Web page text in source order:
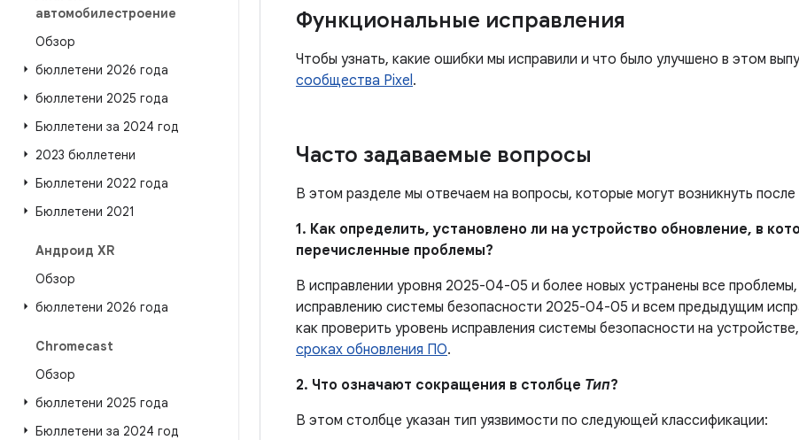
автомобилестроение
Обзор
бюллетени 2026 года
бюллетени 2025 года
Бюллетени за 2024 год
2023 бюллетени
Бюллетени 2022 года
Бюллетени 2021
Андроид XR
Обзор
бюллетени 2026 года
Chromecast
Обзор
бюллетени 2025 года
Бюллетени за 2024 год
Функциональные исправления
Чтобы узнать, какие ошибки мы исправили и что было улучшено в этом
сообщества Pixel.
Часто задаваемые вопросы
В этом разделе мы отвечаем на вопросы, которые могут возникнуть
1. Как определить, установлено ли на устройство обновление, в
перечисленные проблемы?
В исправлении уровня 2025-04-05 и более новых устранены все
исправлению системы безопасности 2025-04-05 и всем предыдущим
как проверить уровень исправления системы безопасности на
сроках обновления ПО.
2. Что означают сокращения в столбце Тип?
В этом столбце указан тип уязвимости по следующей классификации: